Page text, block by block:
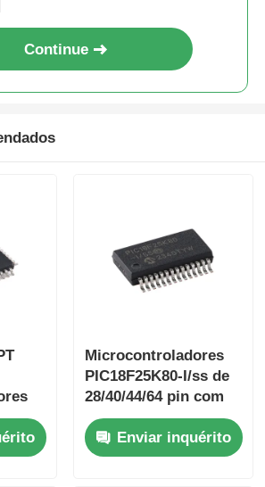
Continue
de
com
Microcontroladores
PIC18F25K80-I/ss de
28/40/44/64 pin com
Flash Aprimorado e
tecnologia ECAN™
XLP
Enviar inquérito